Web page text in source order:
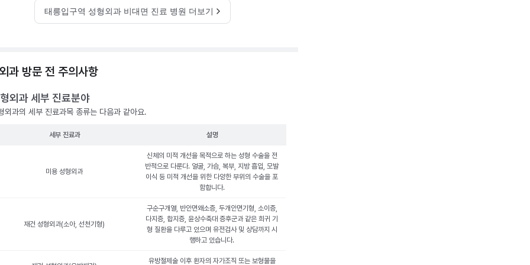
태릉입구역 성형외과 비대면 진료 병원 더보기
과 방문 전 주의사항
외과 세부 진료분야
외과의 세부 진료과목 종류는 다음과 같아요.
세부 진료과 설명
미용 성형외과
신체의 미적 개선을 목적으로 하는 성형 수술을 전
반적으로 다룬다. 얼굴, 가슴, 복부, 지방 흡입, 모발
이식 등 미적 개선을 위한 다양한 부위의 수술을 포
함합니다.
재건 성형외과(소아, 선천기형)
구순구개열, 반안면왜소증, 두개안면기형, 소이증,
다지증, 합지증, 윤상수축대 증후군과 같은 희귀 기
형 질환을 다루고 있으며 유전검사 및 상담까지 시
행하고 있습니다.
유방절제술 이후 환자의 자가조직 또는 보형물을